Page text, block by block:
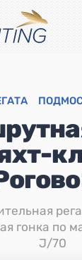
гонка по
J/70